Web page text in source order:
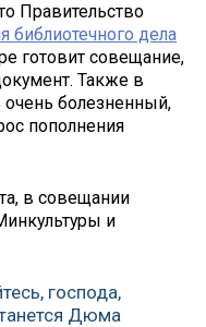
Правительство
библиотечного дела
готовит совещание,
Также в
очень болезненный,
пополнения
в совещании
и
господа,
Дюма